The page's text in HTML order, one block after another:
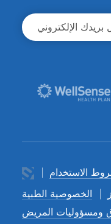
الاستخدام
الخصوصية الطبية
ومسؤوليات المريض